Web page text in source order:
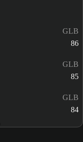
GLB
86
GLB
85
GLB
84